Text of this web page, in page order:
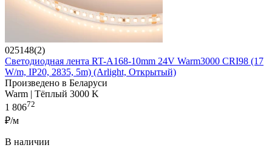
025148(2)
Светодиодная лента RT-A168-10mm 24V Warm3000 CRI98 (17
W/m, IP20, 2835, 5m) (Arlight, Открытый)
Произведено в Беларуси
Warm | Тёплый 3000 K
1 80672
₽/м
В наличии